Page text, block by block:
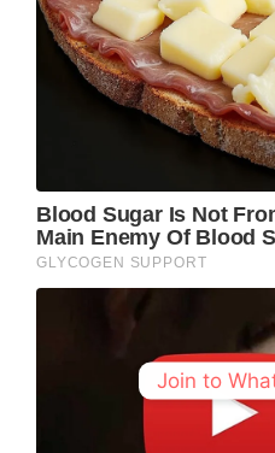
Join to